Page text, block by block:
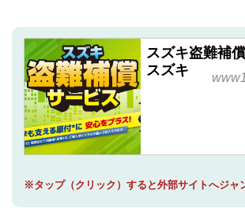
スズキ盗難補
スズキ
※タップ（クリック）すると外部サイトへジャ